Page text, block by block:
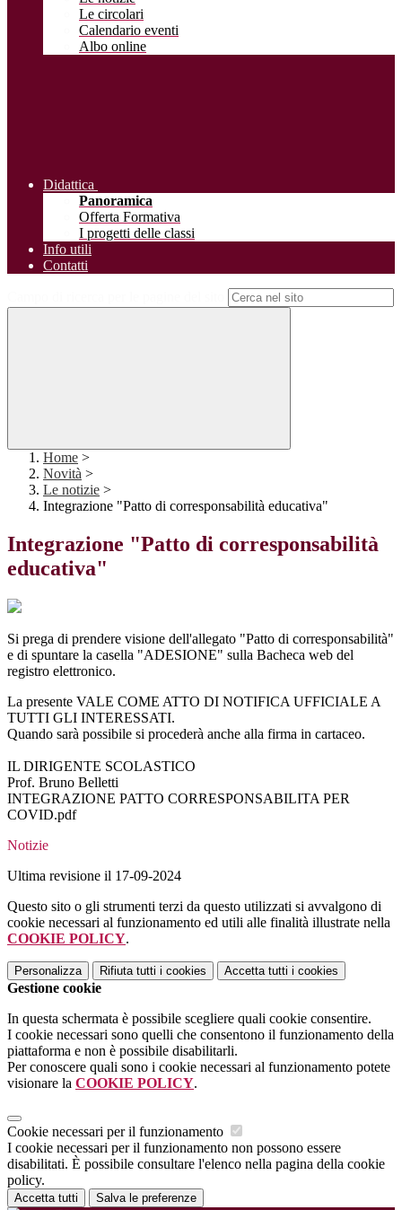
Le circolari
Calendario eventi
Albo online
Didattica
Panoramica
Offerta Formativa
I progetti delle classi
Info utili
Contatti
Home >
Novità >
Le notizie >
Integrazione "Patto di corresponsabilità educativa"
Integrazione "Patto di corresponsabilità
educativa"
Si prega di prendere visione dell'allegato "Patto di corresponsabilità"
e di spuntare la casella "ADESIONE" sulla Bacheca web del
registro elettronico.
La presente VALE COME ATTO DI NOTIFICA UFFICIALE A
TUTTI GLI INTERESSATI.
Quando sarà possibile si procederà anche alla firma in cartaceo.
IL DIRIGENTE SCOLASTICO
Prof. Bruno Belletti
INTEGRAZIONE PATTO CORRESPONSABILITA PER
COVID.pdf
Notizie
Ultima revisione il 17-09-2024
Questo sito o gli strumenti terzi da questo utilizzati si avvalgono di
cookie necessari al funzionamento ed utili alle finalità illustrate nella
COOKIE POLICY.
Personalizza Rifiuta tutti i cookies Accetta tutti i cookies
Gestione cookie
In questa schermata è possibile scegliere quali cookie consentire.
I cookie necessari sono quelli che consentono il funzionamento della
piattaforma e non è possibile disabilitarli.
Per conoscere quali sono i cookie necessari al funzionamento potete
visionare la COOKIE POLICY.
Cookie necessari per il funzionamento
I cookie necessari per il funzionamento non possono essere
disabilitati. È possibile consultare l'elenco nella pagina della cookie
policy.
Accetta tutti Salva le preferenze